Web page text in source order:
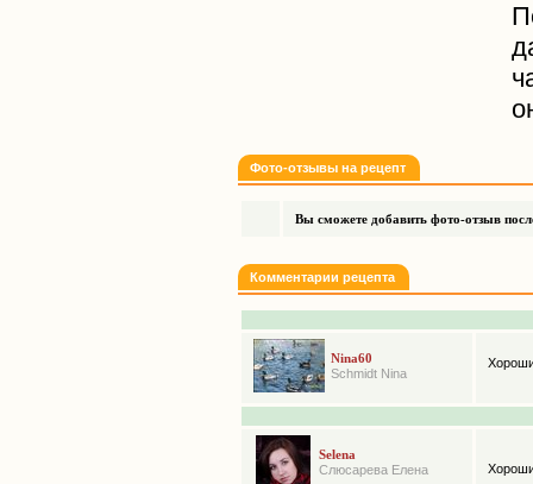
Фото-отзывы на рецепт
Вы сможете добавить фото-отзыв
Комментарии рецепта
Nina60
Schmidt Nina
Selena
Слюсарева Елена